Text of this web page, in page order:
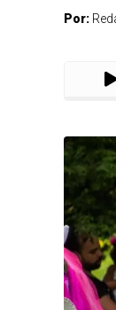
Por: